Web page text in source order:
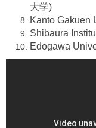
大学)
Kanto Gakuen
Shibaura
Edogawa